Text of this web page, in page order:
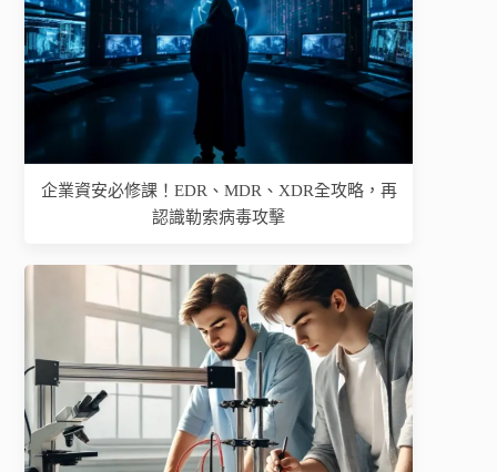
企業資安必修課！EDR、MDR、XDR全攻略，再
認識勒索病毒攻擊